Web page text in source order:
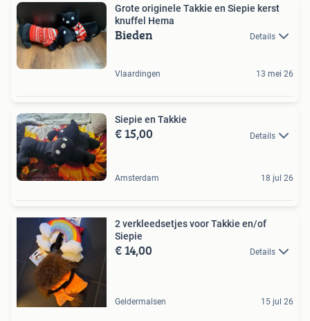
Grote originele Takkie en Siepie kerst
knuffel Hema
Bieden Details
Vlaardingen 13 mei 26
Siepie en Takkie
€ 15,00 Details
Amsterdam 18 jul 26
2 verkleedsetjes voor Takkie en/of
Siepie
€ 14,00 Details
Geldermalsen 15 jul 26